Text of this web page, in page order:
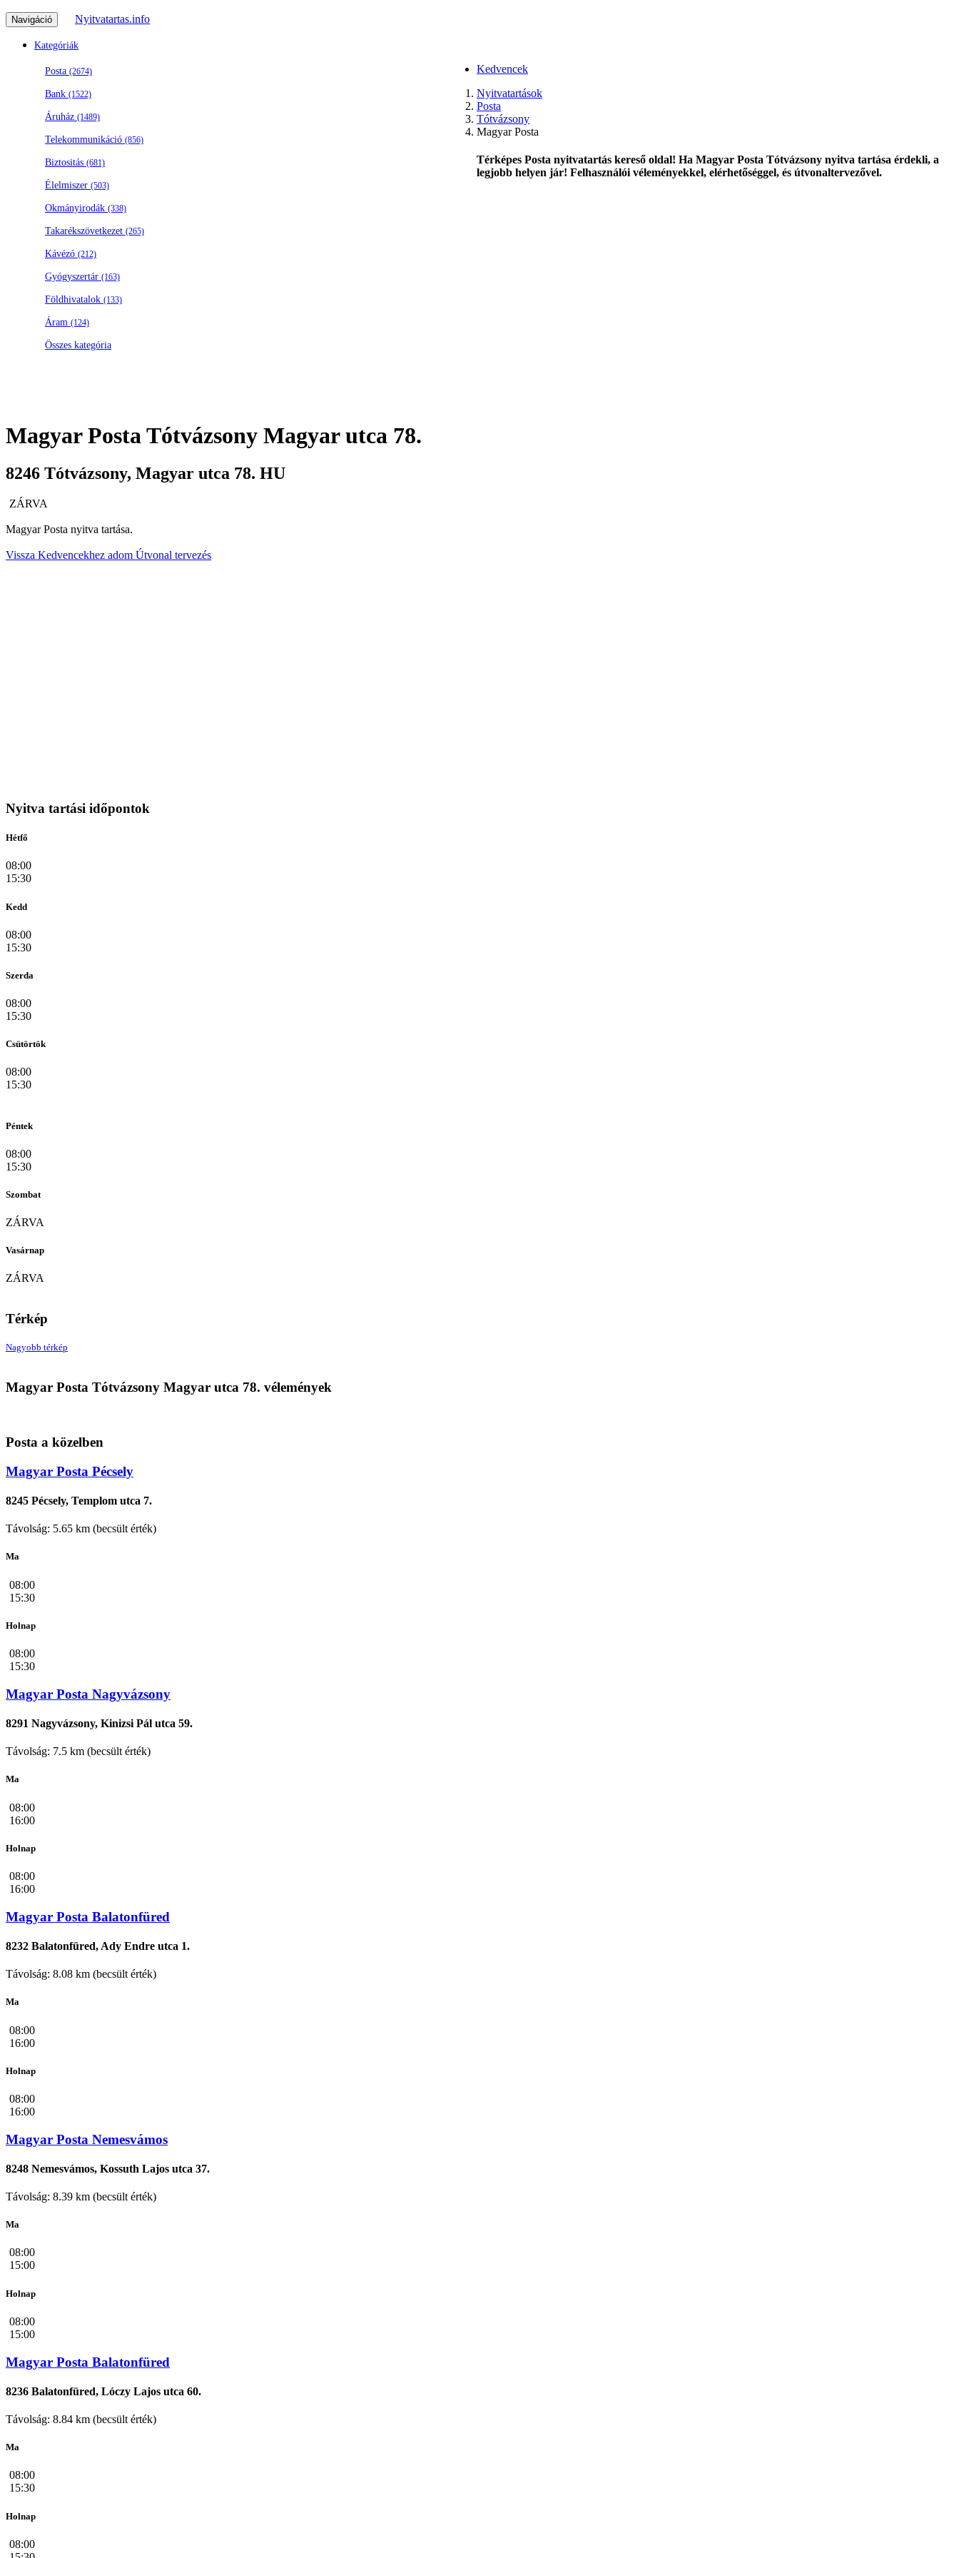
Navigáció Nyitvatartas.info
Kategóriák
Posta (2674)
Bank (1522)
Áruház (1489)
Telekommunikáció (856)
Biztositás (681)
Élelmiszer (503)
Okmányirodák (338)
Takarékszövetkezet (265)
Kávézó (212)
Gyógyszertár (163)
Földhivatalok (133)
Áram (124)
Összes kategória
Kedvencek
Nyitvatartások
Posta
Tótvázsony
Magyar Posta
Térképes Posta nyitvatartás kereső oldal! Ha Magyar Posta Tótvázsony nyitva tartása érdekli, a
legjobb helyen jár! Felhasználói véleményekkel, elérhetőséggel, és útvonaltervezővel.
Magyar Posta Tótvázsony Magyar utca 78.
8246 Tótvázsony, Magyar utca 78. HU
ZÁRVA
Magyar Posta nyitva tartása.
Vissza Kedvencekhez adom Útvonal tervezés
Nyitva tartási időpontok
Hétfő
08:00
15:30
Kedd
08:00
15:30
Szerda
08:00
15:30
Csütörtök
08:00
15:30
Péntek
08:00
15:30
Szombat
ZÁRVA
Vasárnap
ZÁRVA
Térkép
Nagyobb térkép
Magyar Posta Tótvázsony Magyar utca 78. vélemények
Posta a közelben
Magyar Posta Pécsely
8245 Pécsely, Templom utca 7.
Távolság: 5.65 km (becsült érték)
Ma
08:00
15:30
Holnap
08:00
15:30
Magyar Posta Nagyvázsony
8291 Nagyvázsony, Kinizsi Pál utca 59.
Távolság: 7.5 km (becsült érték)
Ma
08:00
16:00
Holnap
08:00
16:00
Magyar Posta Balatonfüred
8232 Balatonfüred, Ady Endre utca 1.
Távolság: 8.08 km (becsült érték)
Ma
08:00
16:00
Holnap
08:00
16:00
Magyar Posta Nemesvámos
8248 Nemesvámos, Kossuth Lajos utca 37.
Távolság: 8.39 km (becsült érték)
Ma
08:00
15:00
Holnap
08:00
15:00
Magyar Posta Balatonfüred
8236 Balatonfüred, Lóczy Lajos utca 60.
Távolság: 8.84 km (becsült érték)
Ma
08:00
15:30
Holnap
08:00